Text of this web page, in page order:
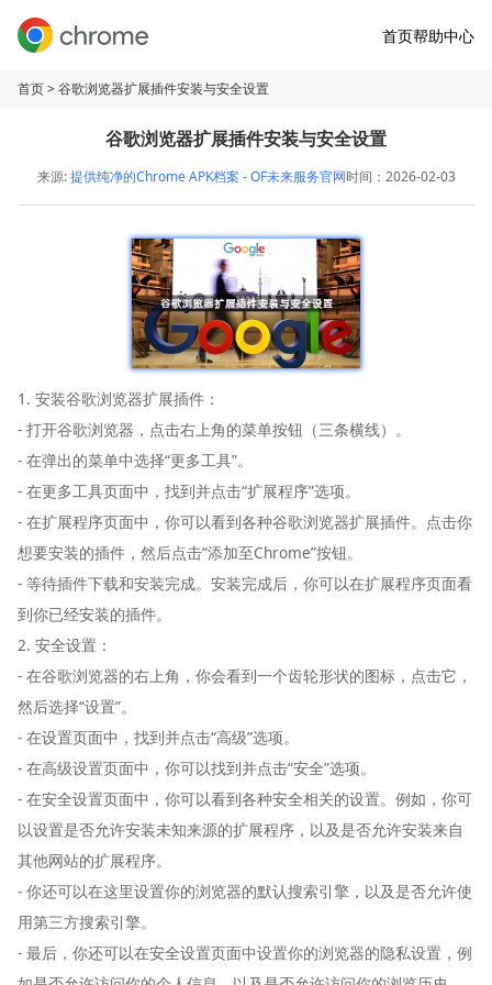
首页帮助中心
首页> 谷歌浏览器扩展插件安装与安全设置
谷歌浏览器扩展插件安装与安全设置
来源:提供纯净的Chrome APK档案 - OF未来服务官网时间：2026-02-03
1. 安装谷歌浏览器扩展插件：
- 打开谷歌浏览器，点击右上角的菜单按钮（三条横线）。
- 在弹出的菜单中选择“更多工具”。
- 在更多工具页面中，找到并点击“扩展程序”选项。
- 在扩展程序页面中，你可以看到各种谷歌浏览器扩展插件。点击你
想要安装的插件，然后点击“添加至Chrome”按钮。
- 等待插件下载和安装完成。安装完成后，你可以在扩展程序页面看
到你已经安装的插件。
2. 安全设置：
- 在谷歌浏览器的右上角，你会看到一个齿轮形状的图标，点击它，
然后选择“设置”。
- 在设置页面中，找到并点击“高级”选项。
- 在高级设置页面中，你可以找到并点击“安全”选项。
- 在安全设置页面中，你可以看到各种安全相关的设置。例如，你可
以设置是否允许安装未知来源的扩展程序，以及是否允许安装来自
其他网站的扩展程序。
- 你还可以在这里设置你的浏览器的默认搜索引擎，以及是否允许使
用第三方搜索引擎。
- 最后，你还可以在安全设置页面中设置你的浏览器的隐私设置，例